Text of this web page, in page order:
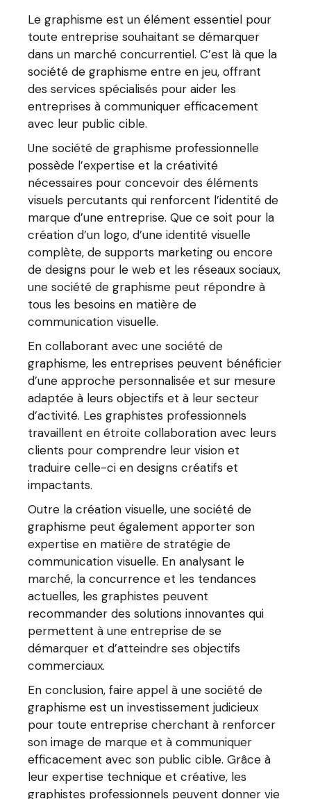
Le graphisme est un élément essentiel pour
toute entreprise souhaitant se démarquer
dans un marché concurrentiel. C’est là que la
société de graphisme entre en jeu, offrant
des services spécialisés pour aider les
entreprises à communiquer efficacement
avec leur public cible.
Une société de graphisme professionnelle
possède l’expertise et la créativité
nécessaires pour concevoir des éléments
visuels percutants qui renforcent l’identité de
marque d’une entreprise. Que ce soit pour la
création d’un logo, d’une identité visuelle
complète, de supports marketing ou encore
de designs pour le web et les réseaux sociaux,
une société de graphisme peut répondre à
tous les besoins en matière de
communication visuelle.
En collaborant avec une société de
graphisme, les entreprises peuvent bénéficier
d’une approche personnalisée et sur mesure
adaptée à leurs objectifs et à leur secteur
d’activité. Les graphistes professionnels
travaillent en étroite collaboration avec leurs
clients pour comprendre leur vision et
traduire celle-ci en designs créatifs et
impactants.
Outre la création visuelle, une société de
graphisme peut également apporter son
expertise en matière de stratégie de
communication visuelle. En analysant le
marché, la concurrence et les tendances
actuelles, les graphistes peuvent
recommander des solutions innovantes qui
permettent à une entreprise de se
démarquer et d’atteindre ses objectifs
commerciaux.
En conclusion, faire appel à une société de
graphisme est un investissement judicieux
pour toute entreprise cherchant à renforcer
son image de marque et à communiquer
efficacement avec son public cible. Grâce à
leur expertise technique et créative, les
graphistes professionnels peuvent donner vie